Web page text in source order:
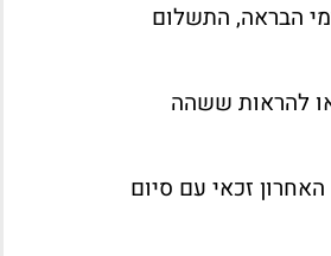
הבראה, התשלום
להראות ששהה
זכאי עם סיום